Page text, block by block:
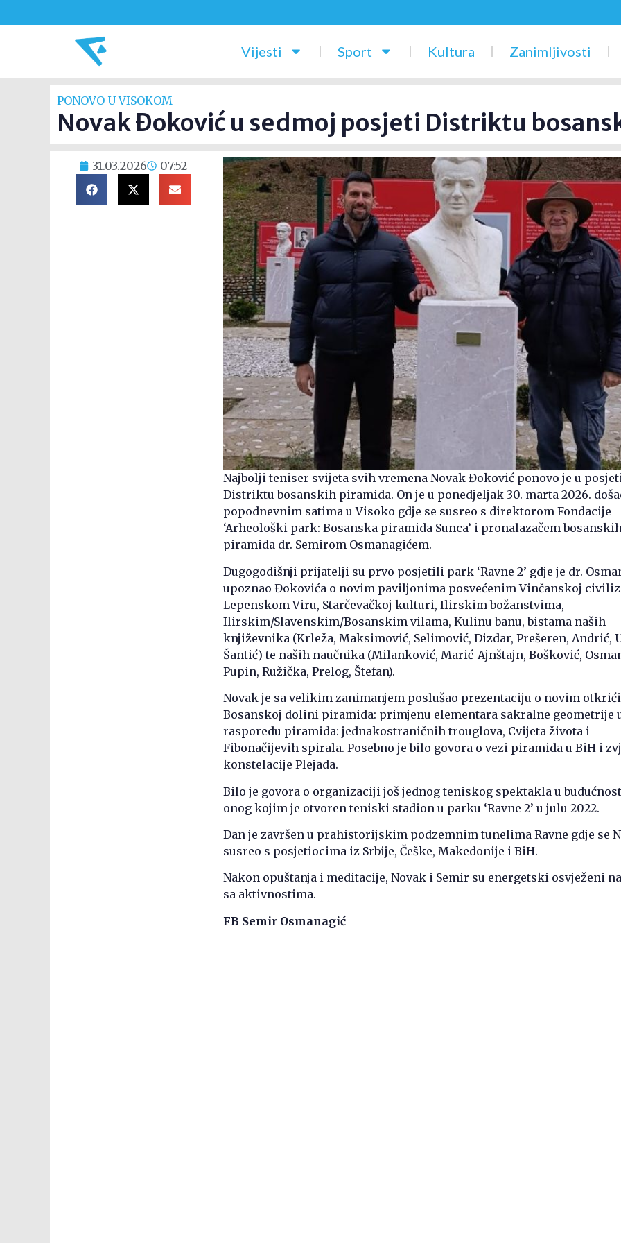
Vijesti Sport Kultura Zanimljivosti
PONOVO U VISOKOM
Novak Đoković u sedmoj posjeti Distriktu
31.03.2026 07:52
Najbolji teniser svijeta svih vremena Novak Đoković ponovo je u
Distriktu bosanskih piramida. On je u ponedjeljak 30. marta 2026.
popodnevnim satima u Visoko gdje se susreo s direktorom Fondacije
‘Arheološki park: Bosanska piramida Sunca’ i pronalazačem
piramida dr. Semirom Osmanagićem.
Dugogodišnji prijatelji su prvo posjetili park ‘Ravne 2’ gdje je dr.
upoznao Đokovića o novim paviljonima posvećenim Vinčanskoj
Lepenskom Viru, Starčevačkoj kulturi, Ilirskim božanstvima,
Ilirskim/Slavenskim/Bosanskim vilama, Kulinu banu, bistama naših
književnika (Krleža, Maksimović, Selimović, Dizdar, Prešeren, Andrić,
Šantić) te naših naučnika (Milanković, Marić-Ajnštajn, Bošković,
Pupin, Ružička, Prelog, Štefan).
Novak je sa velikim zanimanjem poslušao prezentaciju o novim
Bosanskoj dolini piramida: primjenu elementara sakralne geometrije
rasporedu piramida: jednakostraničnih trouglova, Cvijeta života i
Fibonačijevih spirala. Posebno je bilo govora o vezi piramida u BiH i
konstelacije Plejada.
Bilo je govora o organizaciji još jednog teniskog spektakla u
onog kojim je otvoren teniski stadion u parku ‘Ravne 2’ u julu 2022.
Dan je završen u prahistorijskim podzemnim tunelima Ravne gdje se
susreo s posjetiocima iz Srbije, Češke, Makedonije i BiH.
Nakon opuštanja i meditacije, Novak i Semir su energetski osvježeni
sa aktivnostima.
FB Semir Osmanagić